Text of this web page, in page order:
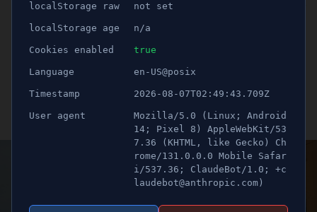
Populära projektet Street
Moves kommer till
Södertälje
Publicerad 15 april 2023 12:33
localStorage raw not set
localStorage age n/a
Cookies enabled true
Language en-US@posix
Timestamp 2026-08-07T02:49:43.709Z
User agent
Mozilla/5.0 (Linux; Android
14; Pixel 8) AppleWebKit/53
7.36 (KHTML, like Gecko) Ch
rome/131.0.0.0 Mobile Safar
i/537.36; ClaudeBot/1.0; +c
laudebot@anthropic.com)